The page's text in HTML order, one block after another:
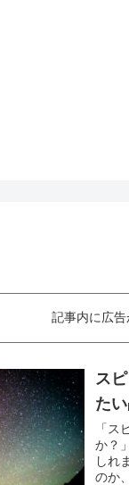
記事内に広告
ス
た
「
か？
しれ
のか